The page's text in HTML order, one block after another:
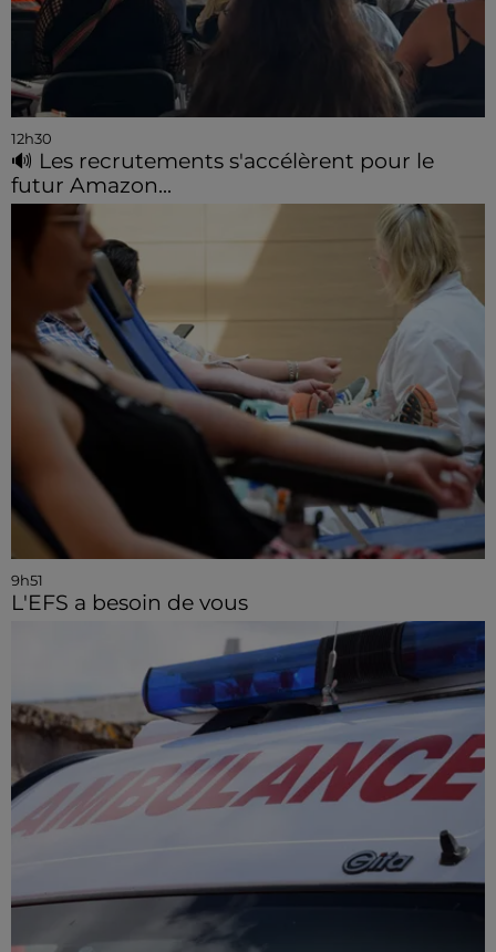
12h30
🔊 Les recrutements s'accélèrent pour le
futur Amazon...
9h51
L'EFS a besoin de vous